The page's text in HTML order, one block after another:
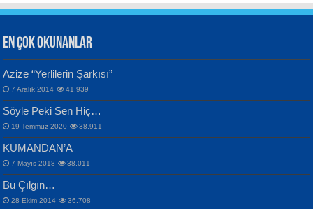
VAHDETTİN YİĞİTCAN
Samimiyet Nedir?...
Bülent Sağlam
Mescid-i Aksâ Üstüne Ay!...
CAHİT SITKI TARANCI
Otuz Beş Yaş Şiiri...
ERDEM BAYAZIT
EN ÇOK OKUNANLAR
Azize “Yerlilerin Şarkısı”
7 Aralık 2014 41,939
Söyle Peki Sen Hiç…
19 Temmuz 2020 38,911
KUMANDAN’A
7 Mayıs 2018 38,011
Bu Çılgın…
28 Ekim 2014 36,708